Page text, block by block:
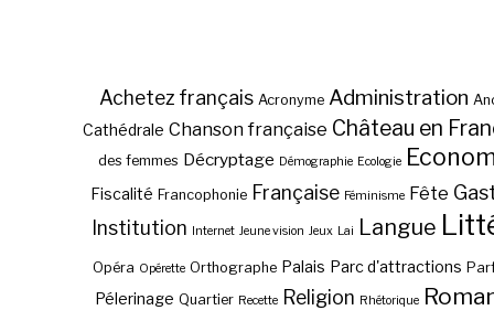
Achetez français Acronyme Administration
Cathédrale Chanson française Château en
des femmes Décryptage Démographie Ecologie
Fiscalité Francophonie Française Féminisme Fête
Institution Internet Jeune vision Jeux Lai Langue
Opéra Opérette Orthographe Palais Parc d'attractions
Pélerinage Quartier Recette Religion Rhétorique